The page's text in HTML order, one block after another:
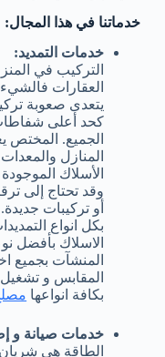
خدماتنا في هذا المجال:
خدمات التمديد:
التركيب في
العقارات
يتعدى صعوبة
كحد أعلى
الجميع. المختص
المنازل
الأسلاك
وقد تحتاج إلى
أو تركيبات
بكل انواع
الاسلاك بأفضل
المنشآت بجميع
المقابس و تشغيل
بكافة انواعها
خدمات صيانة و
الطاقة هي شريان